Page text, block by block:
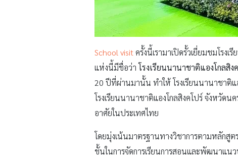
School visit ครั้งนี้เรามาเปิดรั้วเยี่ยมชมโรง
แห่งนี้มีชื่อว่าโรงเรียนนานาชาติแองโกลสิง
20 ปีที่ผ่านมานั้น ทำให้ โรงเรียนนานาชาติแ
โรงเรียนนานาชาติแองโกลสิงคโปร์ จังหวัดน
อาศัยในประเทศไทย
โดยมุ่งเน้นมาตรฐานทางวิชาการตามหลักสู
ชั้นในการจัดการเรียนการสอนและพัฒนาแน